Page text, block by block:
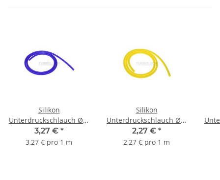
Silikon
Unterdruckschlauch Ø 5
mm - blau
3,27 € *
3,27 € pro 1 m
Silikon
Unterdruckschlauch Ø 6
mm - gelb
2,27 € *
2,27 € pro 1 m